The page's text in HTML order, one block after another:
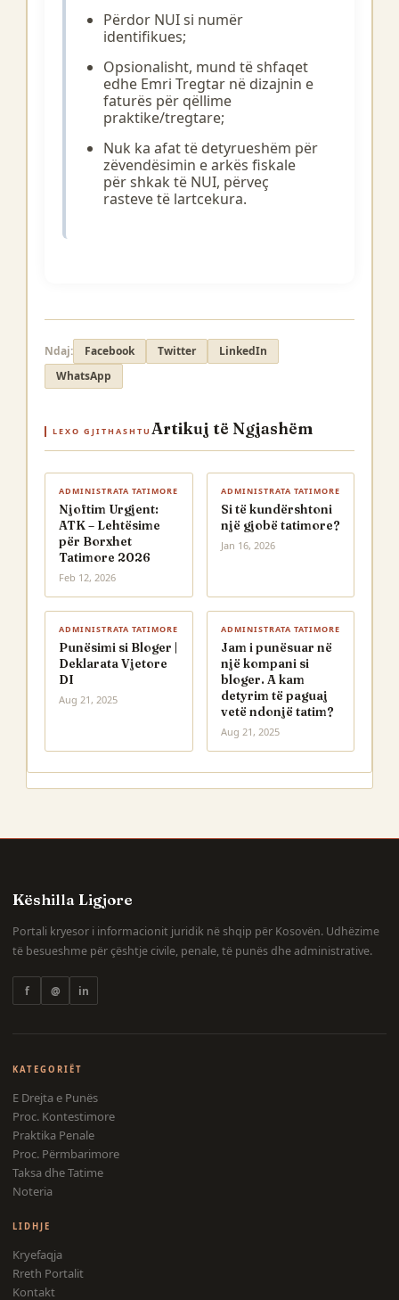
Përdor NUI si numër
identifikues;
Opsionalisht, mund të shfaqet
edhe Emri Tregtar në dizajnin e
faturës për qëllime
praktike/tregtare;
Nuk ka afat të detyrueshëm për
zëvendësimin e arkës fiskale
për shkak të NUI, përveç
rasteve të lartcekura.
Ndaj: Facebook Twitter
LinkedIn
WhatsApp
LEXO GJITHASHTU Artikuj të Ngjashëm
ADMINISTRATA TATIMORE
Njoftim Urgjent:
ATK – Lehtësime
për Borxhet
Tatimore 2026
Feb 12, 2026
ADMINISTRATA TATIMORE
Si të kundërshtoni
një gjobë tatimore?
Jan 16, 2026
ADMINISTRATA TATIMORE
Punësimi si Bloger |
Deklarata Vjetore
DI
Aug 21, 2025
ADMINISTRATA TATIMORE
Jam i punësuar në
një kompani si
bloger. A kam
detyrim të paguaj
vetë ndonjë tatim?
Aug 21, 2025
Këshilla Ligjore
Portali kryesor i informacionit juridik në shqip për Kosovën. Udhëzime
të besueshme për çështje civile, penale, të punës dhe administrative.
f @ in
KATEGORIËT
E Drejta e Punës
Proc. Kontestimore
Praktika Penale
Proc. Përmbarimore
Taksa dhe Tatime
Noteria
LIDHJE
Kryefaqja
Rreth Portalit
Kontakt